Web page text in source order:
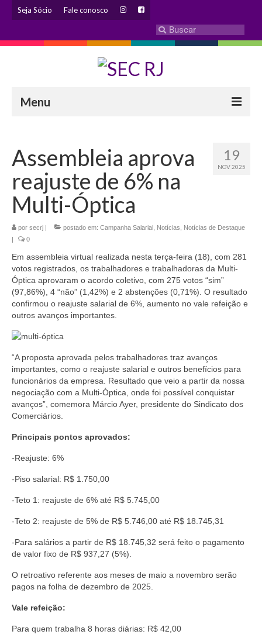
Seja Sócio Fale conosco
Menu
Eleição 2024 – Comissão Eleitoral
Histórico
Diretoria
Estatuto
Atendimentos
Coletivo Margaridas
Coletivo de Igualdade Racial
Acordos e convenções
Cadastro de empresa
Homologações
Jurídico
Aplicativo Comerciários RJ
Acordo de Feriado para Empresas
BENEFÍCIOS
Sede social
19
NOV 2025
Assembleia aprova
reajuste de 6% na
Multi-Óptica
por secrj | postado em: Campanha Salarial Notícias
Notícias de Destaque
|
0
Em assembleia virtual realizada nesta terça-feira (18), com 281
votos registrados, os trabalhadores e trabalhadoras da Multi-
Óptica aprovaram o acordo coletivo, com 275 votos “sim”
(97,86%), 4 “não” (1,42%) e 2 abstenções (0,71%). O resultado
confirmou o reajuste salarial de 6%, aumento no vale refeição e
outros avanços importantes.
“A proposta aprovada pelos trabalhadores traz avanços
importantes, como o reajuste salarial e outros benefícios para
funcionários da empresa. Resultado que veio a partir da nossa
negociação com a Multi-Óptica, onde foi possível conquistar
avanços”, comemora Márcio Ayer, presidente do Sindicato dos
Comerciários.
Principais pontos aprovados:
-Reajuste: 6%
-Piso salarial: R$ 1.750,00
-Teto 1: reajuste de 6% até R$ 5.745,00
-Teto 2: reajuste de 5% de R$ 5.746,00 até R$ 18.745,31
-Para salários a partir de R$ 18.745,32 será feito o pagamento
de valor fixo de R$ 937,27 (5%).
O retroativo referente aos meses de maio a novembro serão
pagos na folha de dezembro de 2025.
Vale refeição:
Para quem trabalha 8 horas diárias: R$ 42,00